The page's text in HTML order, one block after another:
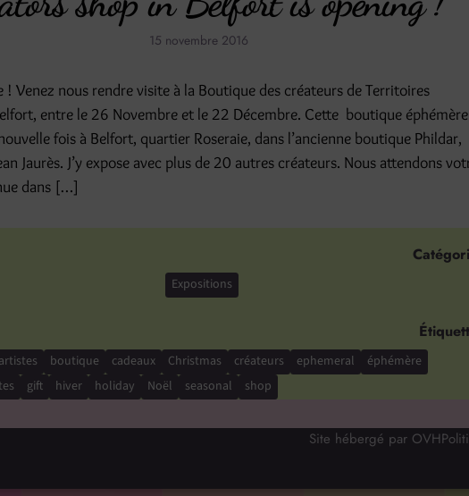
15 novembre 2016
! Venez nous rendre visite à la Boutique des créateurs de Territoires
entre le 26 Novembre et le 22 Décembre. Cette boutique éphémère
fois à Belfort, quartier Roseraie, dans l’ancienne boutique Phildar,
Jaurès. J’y expose avec plus de 20 autres créateurs. Nous attendons
dans […]
Expositions
artistes boutique cadeaux Christmas créateurs ephemeral
éphémère
gift hiver holiday Noël seasonal shop
Site hébergé par OVH